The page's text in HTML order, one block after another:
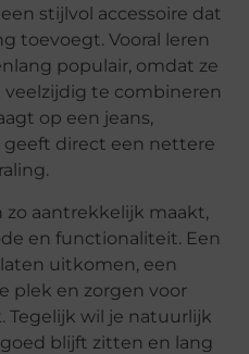
stijlvol accessoire dat
toevoegt. Vooral leren
populair, omdat ze
te combineren
op een jeans,
geeft direct een nettere
zo aantrekkelijk maakt,
en functionaliteit. Een
uitkomen, een
plek en zorgen voor
Tegelijk wil je natuurlijk
blijft zitten en lang